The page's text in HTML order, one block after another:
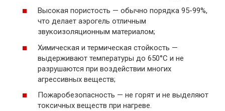
Высокая пористость — обычно порядка 95-99%,
что делает аэрогель отличным
звукоизоляционным материалом;
Химическая и термическая стойкость —
выдерживают температуры до 650°C и не
разрушаются при воздействии многих
агрессивных веществ;
Пожаробезопасность — не горят и не выделяют
токсичных веществ при нагреве.